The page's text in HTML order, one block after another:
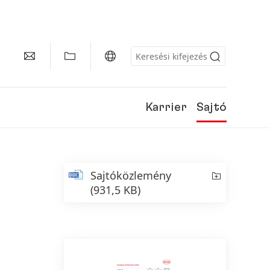
Karrier Sajtó
Sajtóközlemény
(931,5 KB)